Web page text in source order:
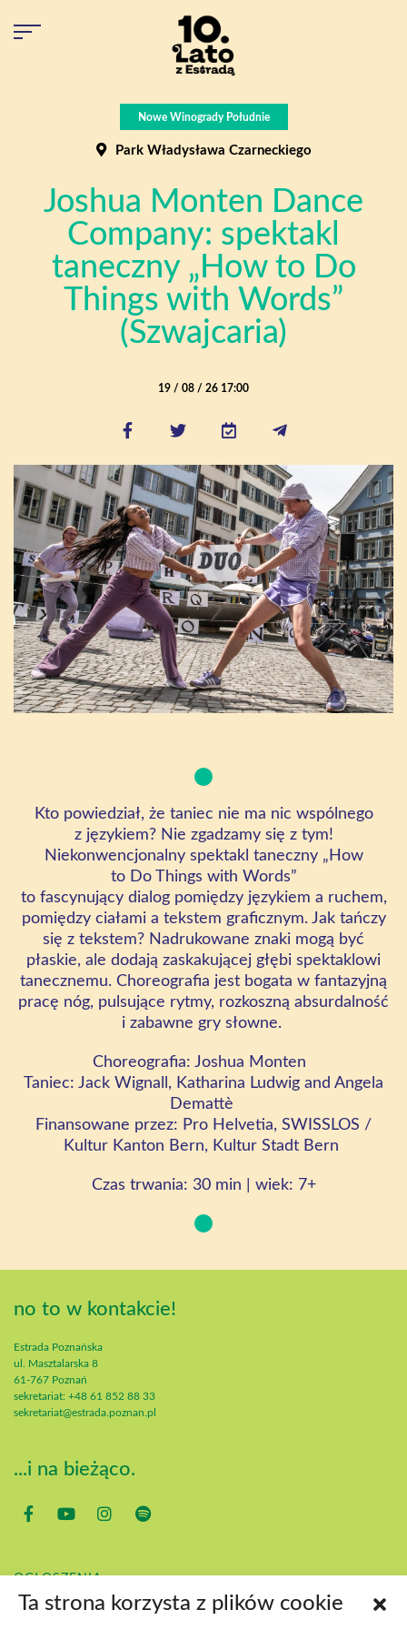
Ta strona korzysta z plików cookie
Nowe Winogrady Południe
Park Władysława Czarneckiego
Joshua Monten Dance
Company: spektakl
taneczny „How to Do
Things with Words”
(Szwajcaria)
19 / 08 / 26 17:00
Kto powiedział, że taniec nie ma nic wspólnego
z językiem? Nie zgadzamy się z tym!
Niekonwencjonalny spektakl taneczny „How
to Do Things with Words”
to fascynujący dialog pomiędzy językiem a ruchem,
pomiędzy ciałami a tekstem graficznym. Jak tańczy
się z tekstem? Nadrukowane znaki mogą być
płaskie, ale dodają zaskakującej głębi spektaklowi
tanecznemu. Choreografia jest bogata w fantazyjną
pracę nóg, pulsujące rytmy, rozkoszną absurdalność
i zabawne gry słowne.
Choreografia: Joshua Monten
Taniec: Jack Wignall, Katharina Ludwig and Angela
Demattè
Finansowane przez: Pro Helvetia, SWISSLOS /
Kultur Kanton Bern, Kultur Stadt Bern
Czas trwania: 30min | wiek: 7+
no to w kontakcie!
Estrada Poznańska
ul. Masztalarska 8
61-767 Poznań
sekretariat: +48 61 852 88 33
sekretariat@estrada.poznan.pl
...i na bieżąco.
OGŁOSZENIA
KONTAKT